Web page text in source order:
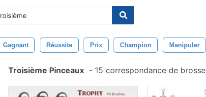
Gagnant Réussite Prix Champion Manipuler
Troisième Pinceaux - 15 correspondance de brosse